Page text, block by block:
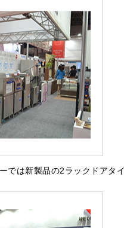
では新製品の2ラックドアタ